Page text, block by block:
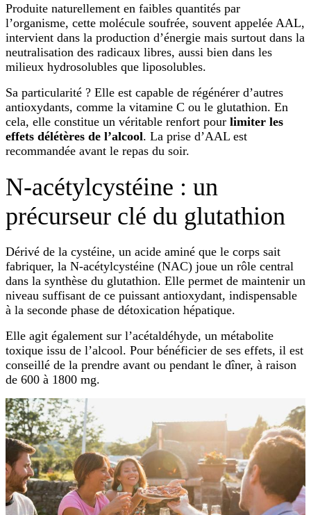
Produite naturellement en faibles quantités par
l’organisme, cette molécule soufrée, souvent appelée AAL,
intervient dans la production d’énergie mais surtout dans la
neutralisation des radicaux libres, aussi bien dans les
milieux hydrosolubles que liposolubles.
Sa particularité ? Elle est capable de régénérer d’autres
antioxydants, comme la vitamine C ou le glutathion. En
cela, elle constitue un véritable renfort pour limiter les
effets délétères de l’alcool. La prise d’AAL est
recommandée avant le repas du soir.
N-acétylcystéine : un
précurseur clé du glutathion
Dérivé de la cystéine, un acide aminé que le corps sait
fabriquer, la N-acétylcystéine (NAC) joue un rôle central
dans la synthèse du glutathion. Elle permet de maintenir un
niveau suffisant de ce puissant antioxydant, indispensable
à la seconde phase de détoxication hépatique.
Elle agit également sur l’acétaldéhyde, un métabolite
toxique issu de l’alcool. Pour bénéficier de ses effets, il est
conseillé de la prendre avant ou pendant le dîner, à raison
de 600 à 1800 mg.